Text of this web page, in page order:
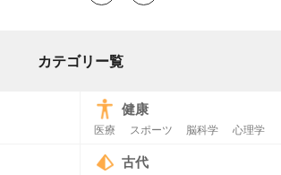
カテゴリー覧
健康
医療 スポーツ 脳科学 心理学
古代